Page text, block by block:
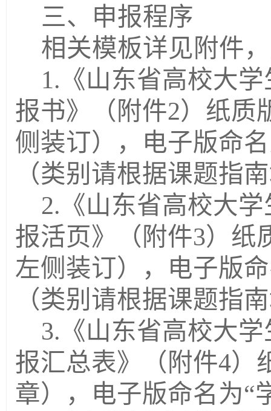
三、申报程序
相关模板详见附件
1.《山东省高校大
报书》（附件2）纸质
侧装订），电子版命
（类别请根据课题指
2.《山东省高校大
报活页》（附件3）纸
左侧装订），电子版
（类别请根据课题指
3.《山东省高校大
报汇总表》（附件4）
章），电子版命名为“